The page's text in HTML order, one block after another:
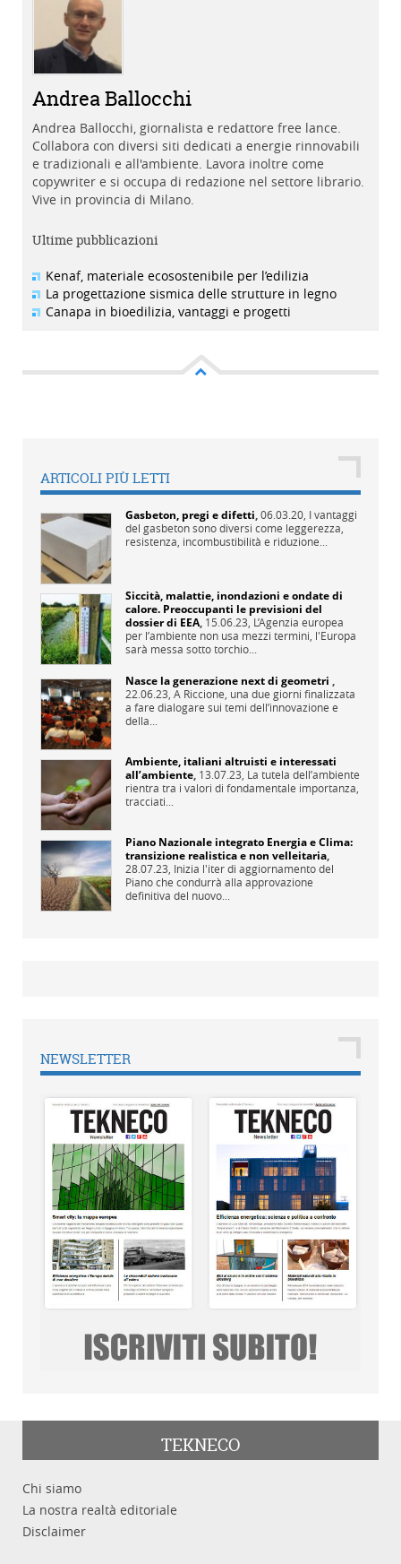
Andrea Ballocchi
Andrea Ballocchi, giornalista e redattore free lance.
Collabora con diversi siti dedicati a energie rinnovabili
e tradizionali e all'ambiente. Lavora inoltre come
copywriter e si occupa di redazione nel settore librario.
Vive in provincia di Milano.
Ultime pubblicazioni
Kenaf, materiale ecosostenibile per l’edilizia
La progettazione sismica delle strutture in legno
Canapa in bioedilizia, vantaggi e progetti
ARTICOLI PIÙ LETTI
Gasbeton, pregi e difetti,06.03.20, I vantaggi
del gasbeton sono diversi come leggerezza,
resistenza, incombustibilità e riduzione...
Siccità, malattie, inondazioni e ondate di
calore. Preoccupanti le previsioni del
dossier di EEA, 15.06.23, L’Agenzia europea
per l’ambiente non usa mezzi termini, l'Europa
sarà messa sotto torchio...
Nasce la generazione next di geometri ,
22.06.23, A Riccione, una due giorni finalizzata
a fare dialogare sui temi dell’innovazione e
della...
Ambiente, italiani altruisti e interessati
all’ambiente, 13.07.23, La tutela dell’ambiente
rientra tra i valori di fondamentale importanza,
tracciati...
Piano Nazionale integrato Energia e Clima:
transizione realistica e non velleitaria,
28.07.23, Inizia l'iter di aggiornamento del
Piano che condurrà alla approvazione
definitiva del nuovo...
NEWSLETTER
TEKNECO
Chi siamo
La nostra realtà editoriale
Disclaimer